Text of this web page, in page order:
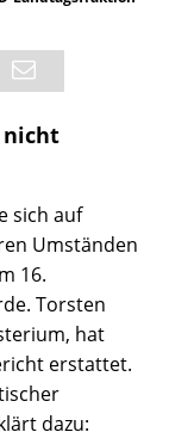
nicht
sich auf
Umständen
16.
Torsten
hat
erstattet.
dazu: